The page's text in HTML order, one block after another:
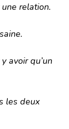
relation.
avoir qu’un
les deux